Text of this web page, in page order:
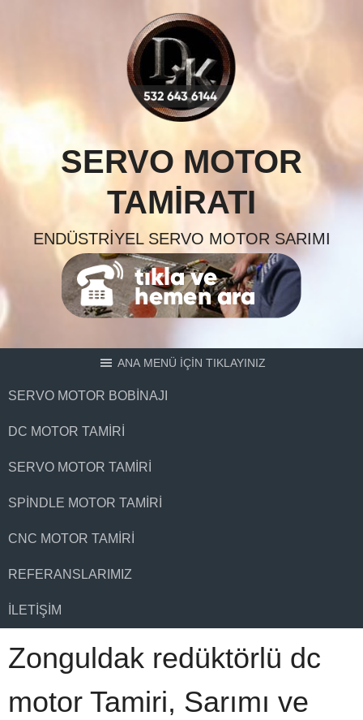
SERVO MOTOR
TAMIRATI
ENDÜSTRIYEL SERVO MOTOR SARIMI
ANA MENÜ İÇİN TIKLAYINIZ
SERVO MOTOR BOBINAJI
DC MOTOR TAMIRI
SERVO MOTOR TAMIRI
SPINDLE MOTOR TAMIRI
CNC MOTOR TAMIRI
REFERANSLARIMIZ
İLETIŞIM
Zonguldak redüktörlü dc
motor Tamiri, Sarımı ve